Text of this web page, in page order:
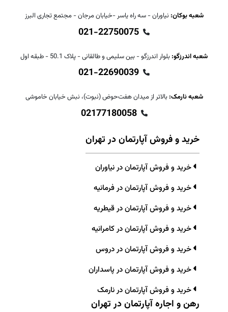
شعبه بوکان: نیاوران - سه راه یاسر -خیابان مرجان - مجتمع تجاری البرز
021-22750075
شعبه اندرزگو: بلوار اندرزگو - بین سلیمی و طالقانی - پلاک 50.1 - طبقه اول
021-22690039
شعبه نارمک: بالاتر از میدان هفت‌حوض (نبوت)، نبش خیابان خاموشی
02177180058
خرید و فروش آپارتمان در تهران
خرید و فروش آپارتمان در نیاوران
خرید و فروش آپارتمان در فرمانیه
خرید و فروش آپارتمان در قیطریه
خرید و فروش آپارتمان در کامرانیه
خرید و فروش آپارتمان در دروس
خرید و فروش آپارتمان در پاسداران
خرید و فروش آپارتمان در نارمک
رهن و اجاره آپارتمان در تهران